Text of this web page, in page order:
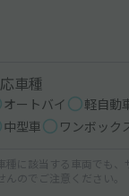
車種
オートバイ 軽自動
中型車
ワンボック
種に該当する車両でも、
んのでご注意ください。